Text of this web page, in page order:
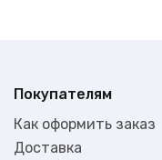
Покупателям
Как оформить заказ
Доставка